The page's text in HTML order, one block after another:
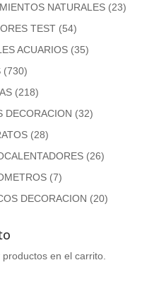
NATURALES (23)
TEST (54)
ACUARIOS (35)
(730)
(218)
DECORACION (32)
(28)
(26)
(7)
DECORACION (20)
productos en el carrito.